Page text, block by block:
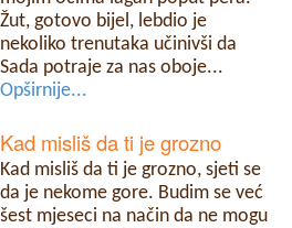
Žut, gotovo bijel, lebdio je
nekoliko trenutaka učinivši da
Sada potraje za nas oboje...
Opširnije...
Kad misliš da ti je grozno
Kad misliš da ti je grozno, sjeti se
da je nekome gore. Budim se već
šest mjeseci na način da ne mogu